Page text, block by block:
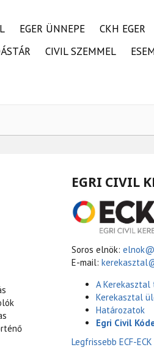
EGER ÜNNEPE CKH EGER
CIVIL SZEMMEL
EGRI CIVIL
Soros elnök:
E-mail:
A
Kerekasztal
Határozatok
Egri Civil
Legfrissebb ECF-